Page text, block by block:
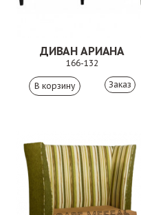
ДИВАН АРИАНА
166-132
Заказ